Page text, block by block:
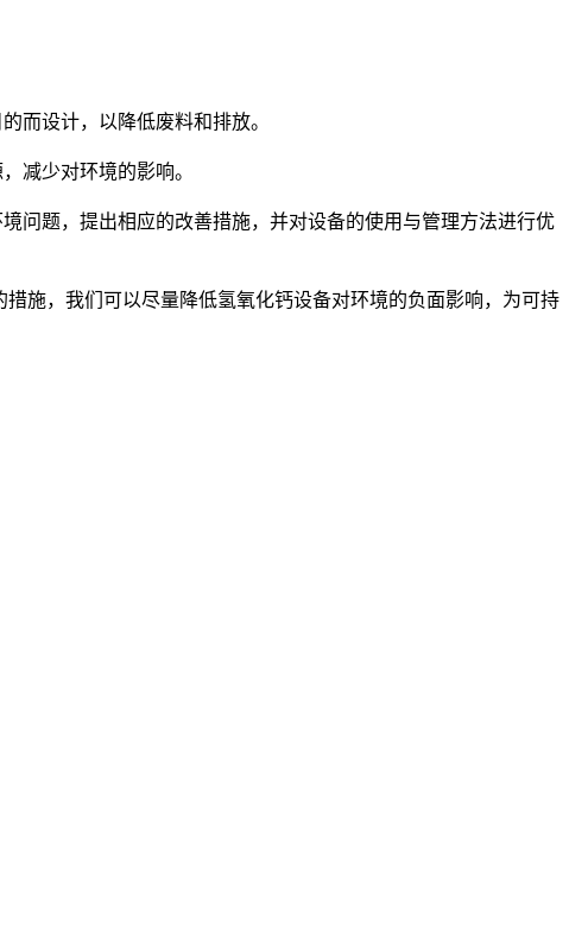
而设计，以降低废料和排放。
减少对环境的影响。
问题，提出相应的改善措施，并对设备的使用与管理方法进行优
施，我们可以尽量降低氢氧化钙设备对环境的负面影响，为可持